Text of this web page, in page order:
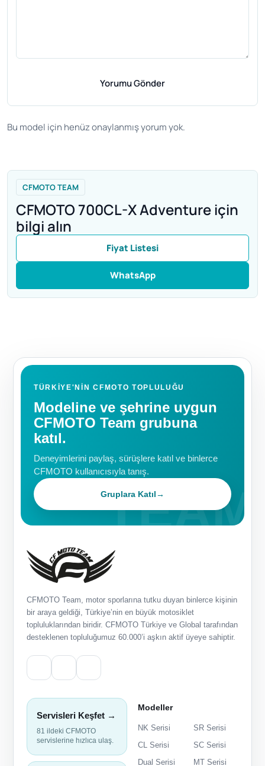
Yorumu Gönder
Bu model için henüz onaylanmış yorum yok.
CFMOTO TEAM
CFMOTO 700CL-X Adventure için
bilgi alın
Fiyat Listesi
WhatsApp
TÜRKIYE'NIN CFMOTO TOPLULUĞU
Modeline ve şehrine uygun
CFMOTO Team grubuna
katıl.
Deneyimlerini paylaş, sürüşlere katıl ve binlerce
CFMOTO kullanıcısıyla tanış.
Gruplara Katıl→
CFMOTO Team, motor sporlarına tutku duyan binlerce kişinin
bir araya geldiği, Türkiye’nin en büyük motosiklet
topluluklarından biridir. CFMOTO Türkiye ve Global tarafından
desteklenen topluluğumuz 60.000’i aşkın aktif üyeye sahiptir.
Servisleri Keşfet →
81 ildeki CFMOTO
servislerine hızlıca ulaş.
Modeller
NK Serisi
SR Serisi
CL Serisi
SC Serisi
Dual Serisi
MT Serisi